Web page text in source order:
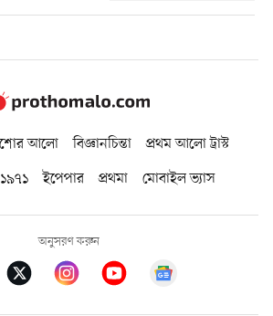
আলো বিজ্ঞানচিন্তা
প্রথম আলো ট্রাস্ট
ইপেপার প্রথমা মোবাইল ভ্যাস
অনুসরণ করুন